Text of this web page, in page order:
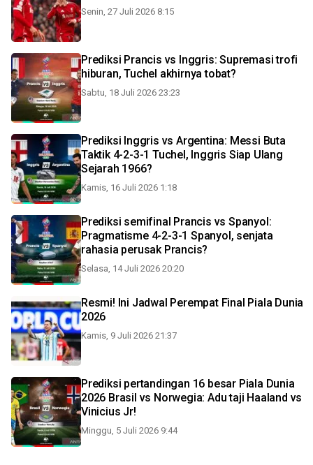
Senin, 27 Juli 2026 8:15
Prediksi Prancis vs Inggris: Supremasi trofi
hiburan, Tuchel akhirnya tobat?
Sabtu, 18 Juli 2026 23:23
Prediksi Inggris vs Argentina: Messi Buta
Taktik 4-2-3-1 Tuchel, Inggris Siap Ulang
Sejarah 1966?
Kamis, 16 Juli 2026 1:18
Prediksi semifinal Prancis vs Spanyol:
Pragmatisme 4-2-3-1 Spanyol, senjata
rahasia perusak Prancis?
Selasa, 14 Juli 2026 20:20
Resmi! Ini Jadwal Perempat Final Piala Dunia
2026
Kamis, 9 Juli 2026 21:37
Prediksi pertandingan 16 besar Piala Dunia
2026 Brasil vs Norwegia: Adu taji Haaland vs
Vinicius Jr!
Minggu, 5 Juli 2026 9:44